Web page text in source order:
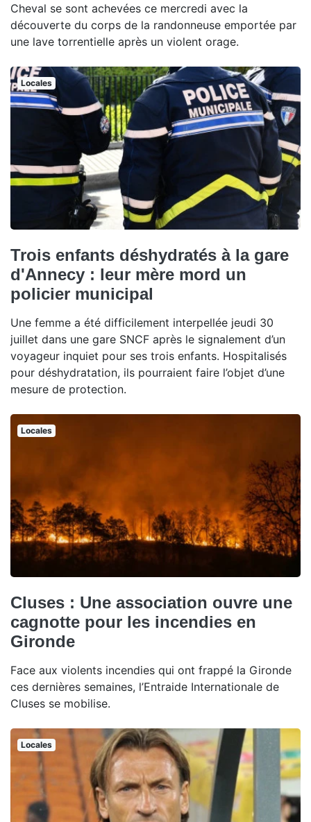
Cheval se sont achevées ce mercredi avec la
découverte du corps de la randonneuse emportée par
une lave torrentielle après un violent orage.
Locales
Trois enfants déshydratés à la gare
d'Annecy : leur mère mord un
policier municipal
Une femme a été difficilement interpellée jeudi 30
juillet dans une gare SNCF après le signalement d’un
voyageur inquiet pour ses trois enfants. Hospitalisés
pour déshydratation, ils pourraient faire l’objet d’une
mesure de protection.
Locales
Cluses : Une association ouvre une
cagnotte pour les incendies en
Gironde
Face aux violents incendies qui ont frappé la Gironde
ces dernières semaines, l’Entraide Internationale de
Cluses se mobilise.
Locales